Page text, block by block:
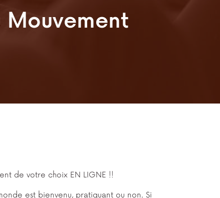
de votre choix EN LIGNE !!
est bienvenu, pratiquant ou non. Si